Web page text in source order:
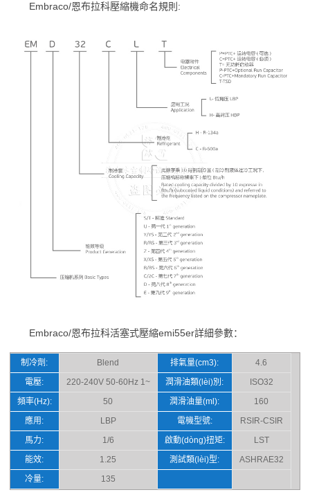
Embraco/恩布拉科壓縮機命名規則:
Embraco/恩布拉科活塞式壓縮emi55er詳細參數：
制冷劑: Blend 排氣量(cm3):
4.6
電壓:
220-240V 50-60Hz 1~ 潤滑油類(lèi)別:
ISO32
頻率(Hz):
50 潤滑油量(ml):
160
應用:
LBP 電機型號:
RSIR-CSIR
馬力:
1/6 啟動(dòng)扭矩:
LST
能效:
1.25 測試類(lèi)型:
ASHRAE32
冷量:
135